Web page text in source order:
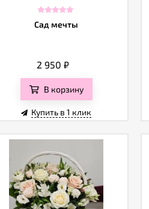
Сад мечты
2 950 ₽
В корзину
Купить в 1 клик